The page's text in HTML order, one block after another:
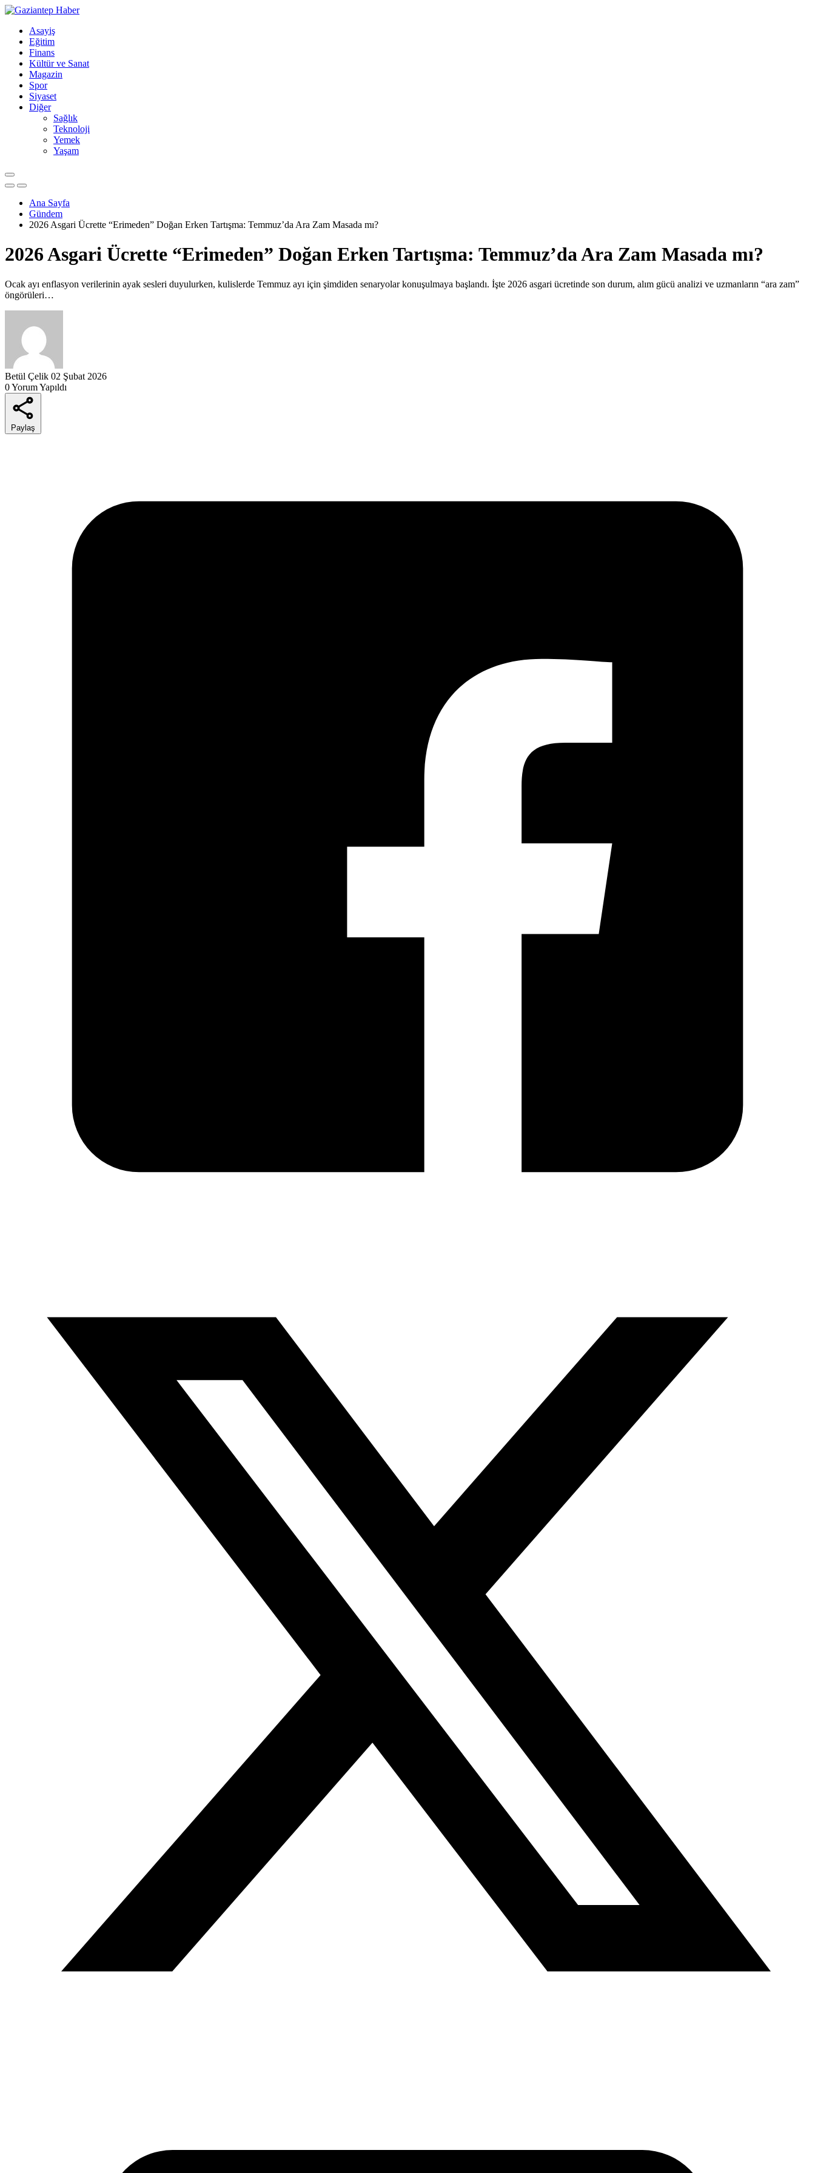
Asayiş
Eğitim
Finans
Kültür ve Sanat
Magazin
Spor
Siyaset
Diğer
Sağlık
Teknoloji
Yemek
Yaşam
Ana Sayfa
Gündem
2026 Asgari Ücrette “Erimeden” Doğan Erken Tartışma: Temmuz’da Ara Zam Masada mı?
2026 Asgari Ücrette “Erimeden” Doğan Erken Tartışma: Temmuz’da Ara Zam Masada mı?
Ocak ayı enflasyon verilerinin ayak sesleri duyulurken, kulislerde Temmuz ayı için şimdiden senaryolar konuşulmaya başlandı. İşte 2026 asgari ücretinde son durum, alım gücü analizi ve uzmanların “ara zam”
öngörüleri…
Betül Çelik 02 Şubat 2026
0 Yorum Yapıldı
Paylaş